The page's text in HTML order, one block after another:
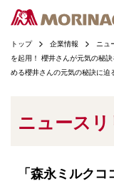
トップ 企業情報 ニュ
を起用！ 櫻井さんが元気の秘
める櫻井さんの元気の秘訣に迫
ニュースリ
「森永ミルク